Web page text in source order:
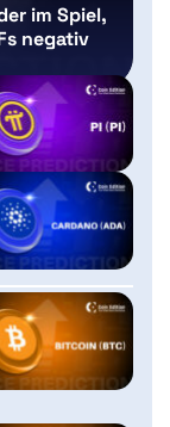
im Spiel,
negativ